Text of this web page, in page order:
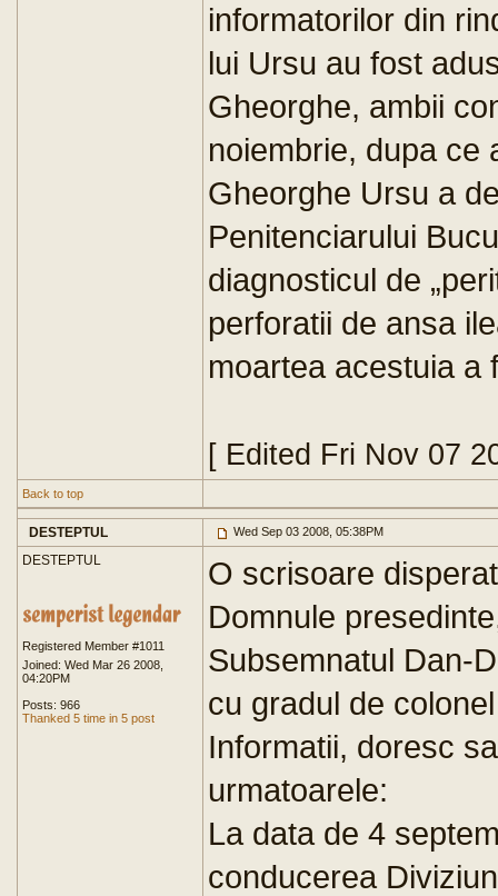
informatorilor din
lui Ursu au fost
Gheorghe, ambii
noiembrie, dupa ce
Gheorghe Ursu a
Penitenciarului
diagnosticul de
perforatii de ansa
moartea acestuia a
[ Edited Fri Nov 07
Back to top
DESTEPTUL Wed Sep 03 2008, 05:38PM
DESTEPTUL
Registered Member #1011
Joined: Wed Mar 26 2008,
04:20PM
Posts: 966
Thanked 5 time in 5 post
O scrisoare
Domnule
Subsemnatul Dan-
cu gradul de
Informatii, doresc
urmatoarele:
La data de 4
conducerea